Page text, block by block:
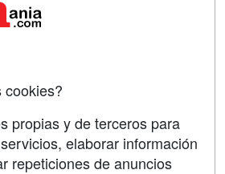
cookies?
propias y de terceros para
elaborar información
repeticiones de anuncios